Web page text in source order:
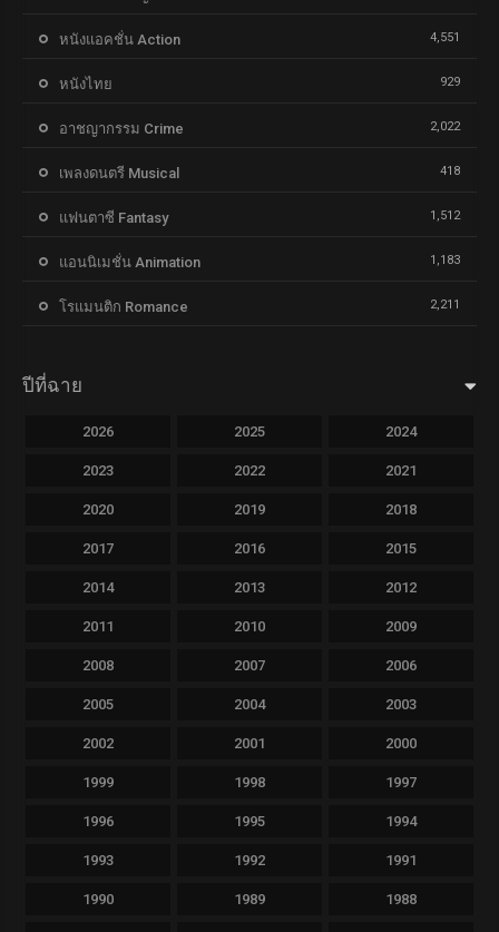
หนังแอคชั่น Action 4,551
หนังไทย 929
อาชญากรรม Crime 2,022
เพลงดนตรี Musical 418
แฟนตาซี Fantasy 1,512
แอนนิเมชั่น Animation 1,183
โรแมนติก Romance 2,211
ปีที่ฉาย
2026 2025 2024
2023 2022 2021
2020 2019 2018
2017 2016 2015
2014 2013 2012
2011 2010 2009
2008 2007 2006
2005 2004 2003
2002 2001 2000
1999 1998 1997
1996 1995 1994
1993 1992 1991
1990 1989 1988